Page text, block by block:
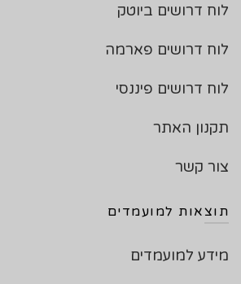
לוח דרושים ביוטק
לוח דרושים פארמה
לוח דרושים פיננסי
תקנון האתר
צור קשר
תוצאות למועמדים
מידע למועמדים